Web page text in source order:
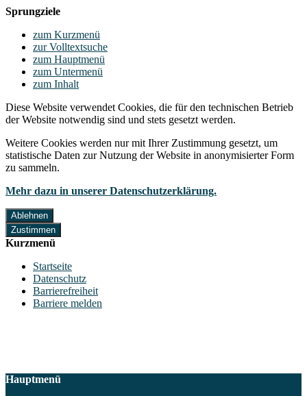
Sprungziele
zum Kurzmenü
zur Volltextsuche
zum Hauptmenü
zum Untermenü
zum Inhalt
Diese Website verwendet Cookies, die für den technischen Betrieb
der Website notwendig sind und stets gesetzt werden.
Weitere Cookies werden nur mit Ihrer Zustimmung gesetzt, um
statistische Daten zur Nutzung der Website in anonymisierter Form
zu sammeln.
Mehr dazu in unserer Datenschutzerklärung.
Ablehnen
Zustimmen
Kurzmenü
Startseite
Datenschutz
Barrierefreiheit
Barriere melden
Hauptmenü